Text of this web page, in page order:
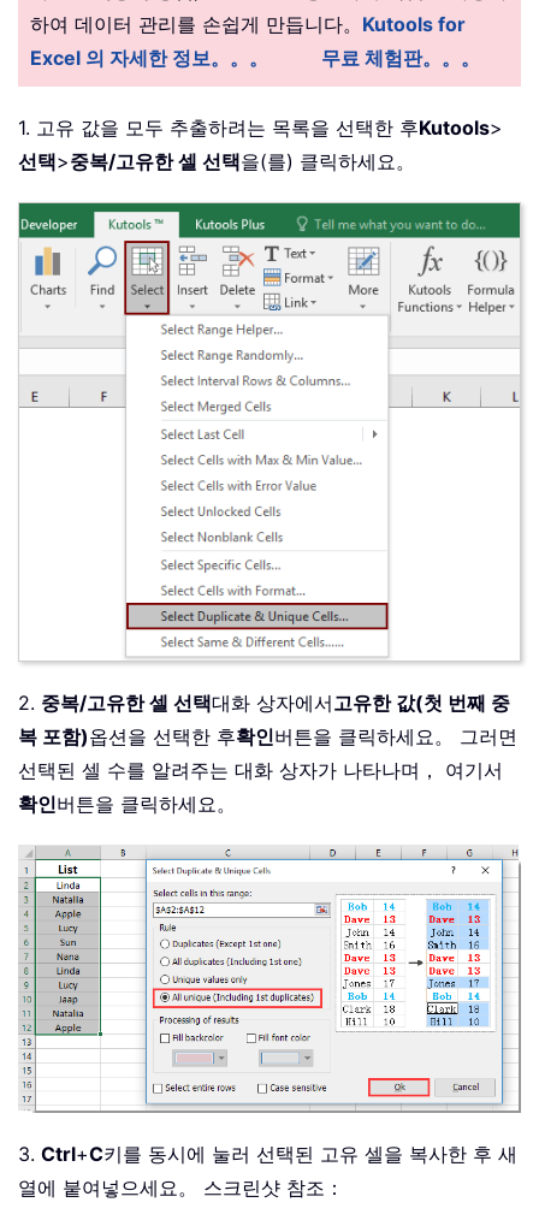
하여 데이터 관리를 손쉽게 만듭니다。 Kutools for
Excel 의 자세한 정보。。。
무료 체험판。。。
1. 고유 값을 모두 추출하려는 목록을 선택한 후Kutools>
선택>중복/고유한 셀 선택을(를) 클릭하세요。
2. 중복/고유한 셀 선택대화 상자에서고유한 값(첫 번째 중
복 포함)옵션을 선택한 후확인버튼을 클릭하세요。 그러면
선택된 셀 수를 알려주는 대화 상자가 나타나며， 여기서
확인버튼을 클릭하세요。
3. Ctrl+C키를 동시에 눌러 선택된 고유 셀을 복사한 후 새
열에 붙여넣으세요。 스크린샷 참조：